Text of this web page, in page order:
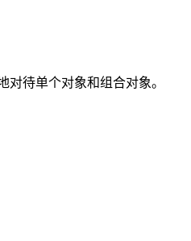
对待单个对象和组合对象。